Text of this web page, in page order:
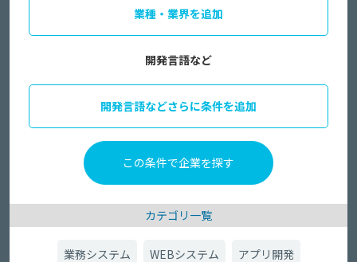
業種・業界を追加
開発言語など
開発言語などさらに条件を追加
カテゴリ一覧
業務システム WEBシステム アプリ開発